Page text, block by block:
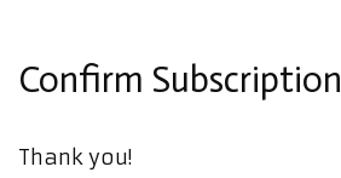
Confirm Subscription
Thank you!